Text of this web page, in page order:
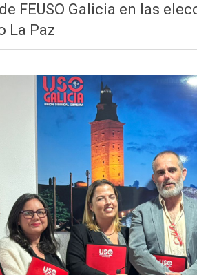
FEUSO Galicia en las
La Paz